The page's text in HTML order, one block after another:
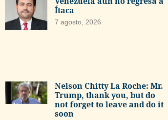
Ítaca
7 agosto, 2026
Nelson Chitty La Roche: Mr.
Trump, thank you, but do
not forget to leave and do it
soon